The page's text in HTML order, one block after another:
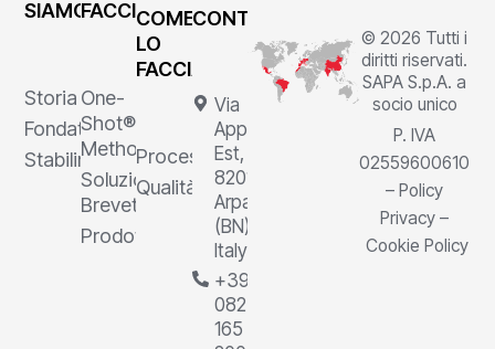
SIAMO
Storia
Fondatore
Stabilimenti
FACCIAMO
One-
Shot®
Method
Soluzioni
Brevettate
Prodotti
COME
LO
FACCIAMO
Processi
Qualità
CONTATTI
Via
Appia
Est, 1,
82011
Arpaia
(BN),
Italy
+39
0823
165
© 2026 Tutti i
diritti riservati.
SAPA S.p.A. a
socio unico
P. IVA
02559600610
– Policy
Privacy –
Cookie Policy